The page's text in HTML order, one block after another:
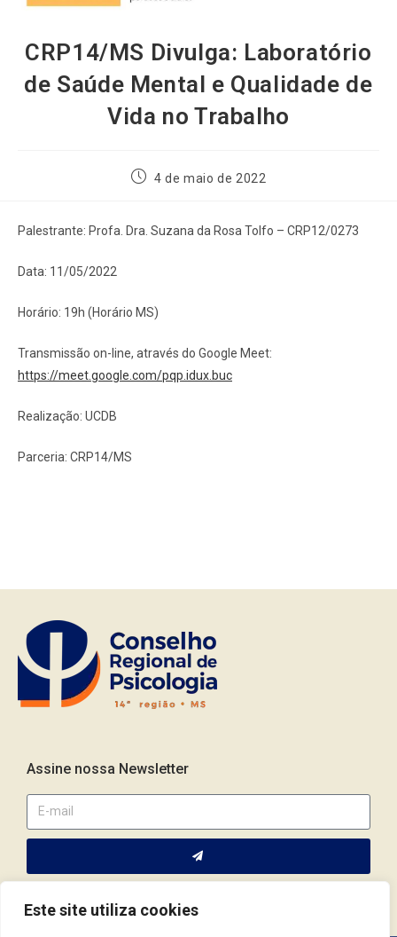
Este site utiliza cookies
CRP14/MS Divulga: Laboratório
de Saúde Mental e Qualidade de
Vida no Trabalho
4 de maio de 2022
Palestrante: Profa. Dra. Suzana da Rosa Tolfo – CRP12/0273
Data: 11/05/2022
Horário: 19h (Horário MS)
Transmissão on-line, através do Google Meet:
https://meet.google.com/pqp.idux.buc
Realização: UCDB
Parceria: CRP14/MS
Assine nossa Newsletter